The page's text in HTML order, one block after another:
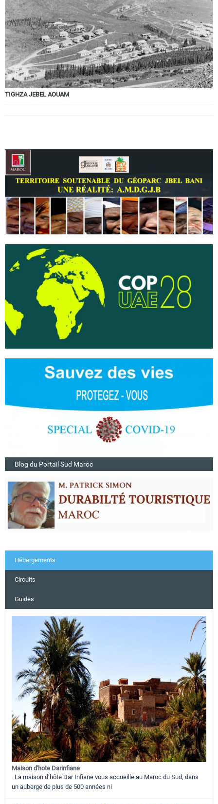
Circuits touristiques
Tourisme
Régions
Evenements
Contact
TIGHZA JEBEL AOUAM
Blog du Portail Sud Maroc
Hébergements
Circuits
Guides
Maison d'hote Darinfiane
La maison d’hôte Dar Infiane vous accueille au Maroc du Sud, dans
un auberge de plus de 500 années ni